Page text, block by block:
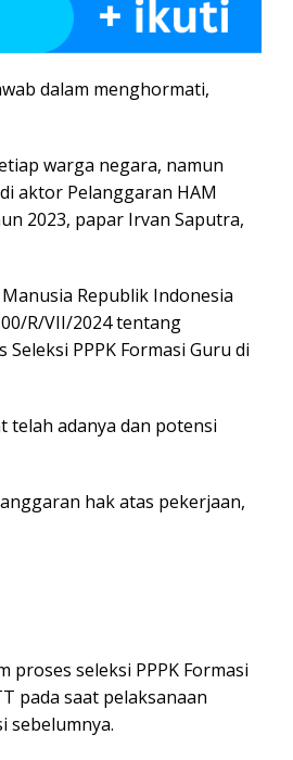
dalam menghormati,
warga negara, namun
aktor Pelanggaran HAM
2023, papar Irvan Saputra,
Republik Indonesia
R/VII/2024 tentang
PPPK Formasi Guru di
telah adanya dan potensi
hak atas pekerjaan,
seleksi PPPK Formasi
pada saat pelaksanaan
sebelumnya.